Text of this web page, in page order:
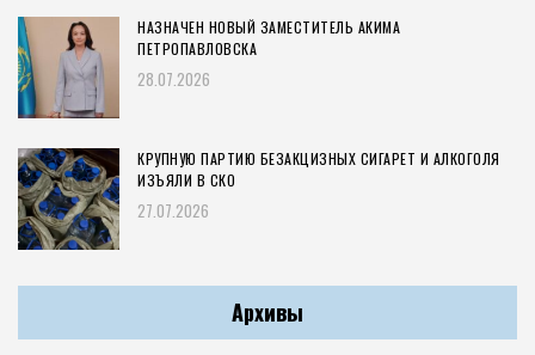
НАЗНАЧЕН НОВЫЙ ЗАМЕСТИТЕЛЬ АКИМА
ПЕТРОПАВЛОВСКА
28.07.2026
КРУПНУЮ ПАРТИЮ БЕЗАКЦИЗНЫХ СИГАРЕТ И АЛКОГОЛЯ
ИЗЪЯЛИ В СКО
27.07.2026
Архивы